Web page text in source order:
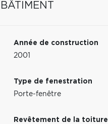
Année de construction
2001
Type de fenestration
Porte-fenêtre
Revêtement de la toiture